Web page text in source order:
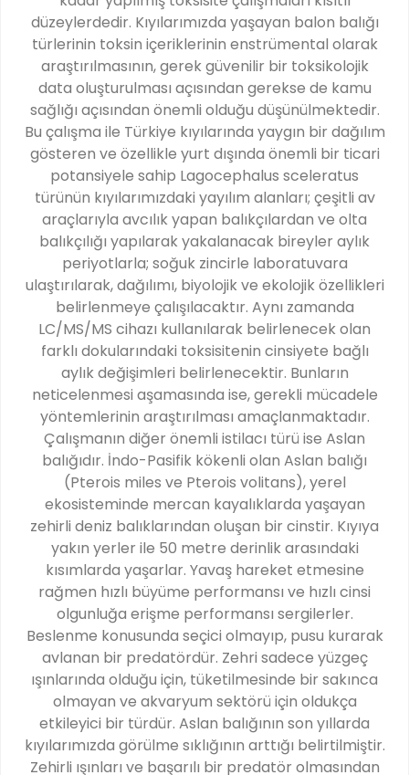
düzeylerdedir. Kıyılarımızda yaşayan balon balığı
türlerinin toksin içeriklerinin enstrümental olarak
araştırılmasının, gerek güvenilir bir toksikolojik
data oluşturulması açısından gerekse de kamu
sağlığı açısından önemli olduğu düşünülmektedir.
Bu çalışma ile Türkiye kıyılarında yaygın bir dağılım
gösteren ve özellikle yurt dışında önemli bir ticari
potansiyele sahip Lagocephalus sceleratus
türünün kıyılarımızdaki yayılım alanları; çeşitli av
araçlarıyla avcılık yapan balıkçılardan ve olta
balıkçılığı yapılarak yakalanacak bireyler aylık
periyotlarla; soğuk zincirle laboratuvara
ulaştırılarak, dağılımı, biyolojik ve ekolojik özellikleri
belirlenmeye çalışılacaktır. Aynı zamanda
LC/MS/MS cihazı kullanılarak belirlenecek olan
farklı dokularındaki toksisitenin cinsiyete bağlı
aylık değişimleri belirlenecektir. Bunların
neticelenmesi aşamasında ise, gerekli mücadele
yöntemlerinin araştırılması amaçlanmaktadır.
Çalışmanın diğer önemli istilacı türü ise Aslan
balığıdır. İndo-Pasifik kökenli olan Aslan balığı
(Pterois miles ve Pterois volitans), yerel
ekosisteminde mercan kayalıklarda yaşayan
zehirli deniz balıklarından oluşan bir cinstir. Kıyıya
yakın yerler ile 50 metre derinlik arasındaki
kısımlarda yaşarlar. Yavaş hareket etmesine
rağmen hızlı büyüme performansı ve hızlı cinsi
olgunluğa erişme performansı sergilerler.
Beslenme konusunda seçici olmayıp, pusu kurarak
avlanan bir predatördür. Zehri sadece yüzgeç
ışınlarında olduğu için, tüketilmesinde bir sakınca
olmayan ve akvaryum sektörü için oldukça
etkileyici bir türdür. Aslan balığının son yıllarda
kıyılarımızda görülme sıklığının arttığı belirtilmiştir.
Zehirli ışınları ve başarılı bir predatör olmasından